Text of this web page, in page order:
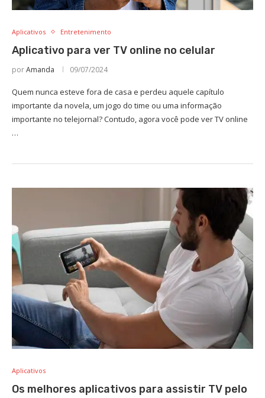
Aplicativos Entretenimento
Aplicativo para ver TV online no celular
porAmanda 09/07/2024
Quem nunca esteve fora de casa e perdeu aquele capítulo
importante da novela, um jogo do time ou uma informação
importante no telejornal? Contudo, agora você pode ver TV online
…
Aplicativos
Os melhores aplicativos para assistir TV pelo